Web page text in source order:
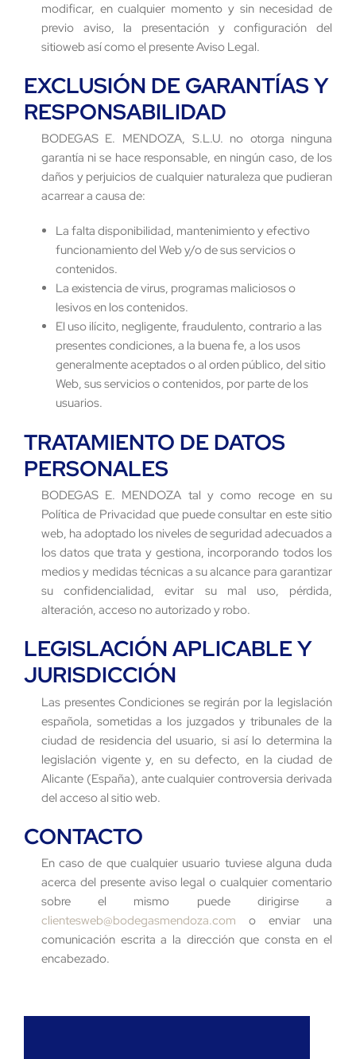
modificar, en cualquier momento y sin necesidad de
previo aviso, la presentación y configuración del
sitioweb así como el presente Aviso Legal.
EXCLUSIÓN DE GARANTÍAS Y
RESPONSABILIDAD
BODEGAS E. MENDOZA, S.L.U. no otorga ninguna
garantía ni se hace responsable, en ningún caso, de los
daños y perjuicios de cualquier naturaleza que pudieran
acarrear a causa de:
La falta disponibilidad, mantenimiento y efectivo
funcionamiento del Web y/o de sus servicios o
contenidos.
La existencia de virus, programas maliciosos o
lesivos en los contenidos.
El uso ilícito, negligente, fraudulento, contrario a las
presentes condiciones, a la buena fe, a los usos
generalmente aceptados o al orden público, del sitio
Web, sus servicios o contenidos, por parte de los
usuarios.
TRATAMIENTO DE DATOS
PERSONALES
BODEGAS E. MENDOZA tal y como recoge en su
Política de Privacidad que puede consultar en este sitio
web, ha adoptado los niveles de seguridad adecuados a
los datos que trata y gestiona, incorporando todos los
medios y medidas técnicas a su alcance para garantizar
su confidencialidad, evitar su mal uso, pérdida,
alteración, acceso no autorizado y robo.
LEGISLACIÓN APLICABLE Y
JURISDICCIÓN
Las presentes Condiciones se regirán por la legislación
española, sometidas a los juzgados y tribunales de la
ciudad de residencia del usuario, si así lo determina la
legislación vigente y, en su defecto, en la ciudad de
Alicante (España), ante cualquier controversia derivada
del acceso al sitio web.
CONTACTO
En caso de que cualquier usuario tuviese alguna duda
acerca del presente aviso legal o cualquier comentario
sobre el mismo puede dirigirse a
clientesweb@bodegasmendoza.com o enviar una
comunicación escrita a la dirección que consta en el
encabezado.